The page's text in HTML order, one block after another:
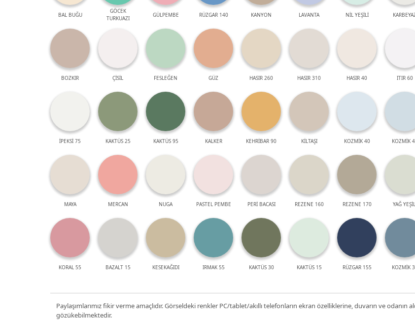
BAL BUĞU
GÖCEK
TURKUAZI
GÜLPEMBE RÜZGAR 140 KANYON LAVANTA NİL YEŞİLİ
BOZKIR ÇİSİL FESLEĞEN GÜZ HASIR 260 HASIR 310 HASIR 40 ITIR 60
İPEKSİ 75 KAKTÜS 25 KAKTÜS 95 KALKER KEHRİBAR 90 KİLTAŞI KOZMİK 40 KOZMİK
MAYA MERCAN NUGA PASTEL PEMBE PERİ BACASI REZENE 160 REZENE 170 YAĞ
KORAL 55 BAZALT 15 KESEKAĞIDI IRMAK 55 KAKTÜS 30 KAKTÜS 15 RÜZGAR 155 KOZMİK
Paylaşımlarımız fikir verme amaçlıdır. Görseldeki renkler PC/tablet/akıllı telefonların ekran özelliklerine, duvarın ve odanın
gözükebilmektedir.